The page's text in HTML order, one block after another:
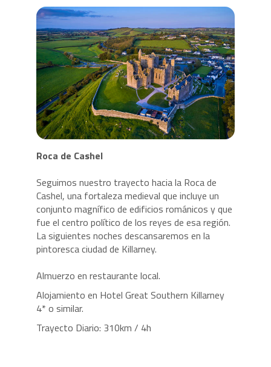
Roca de Cashel
Seguimos nuestro trayecto hacia la Roca de
Cashel, una fortaleza medieval que incluye un
conjunto magnífico de edificios románicos y que
fue el centro político de los reyes de esa región.
La siguientes noches descansaremos en la
pintoresca ciudad de Killarney.
Almuerzo en restaurante local.
Alojamiento en Hotel Great Southern Killarney
4* o similar.
Trayecto Diario: 310km / 4h